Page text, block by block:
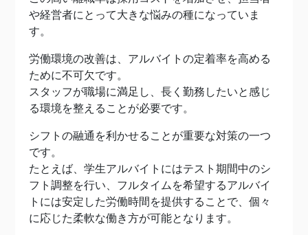
や経営者にとって大きな悩みの種になっていま
す。
労働環境の改善は、アルバイトの定着率を高める
ために不可欠です。
スタッフが職場に満足し、長く勤務したいと感じ
る環境を整えることが必要です。
シフトの融通を利かせることが重要な対策の一つ
です。
たとえば、学生アルバイトにはテスト期間中のシ
フト調整を行い、フルタイムを希望するアルバイ
トには安定した労働時間を提供することで、個々
に応じた柔軟な働き方が可能となります。